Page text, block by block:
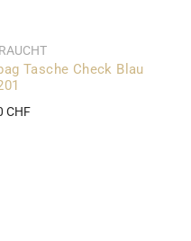
Tasche Check Blau
CHF